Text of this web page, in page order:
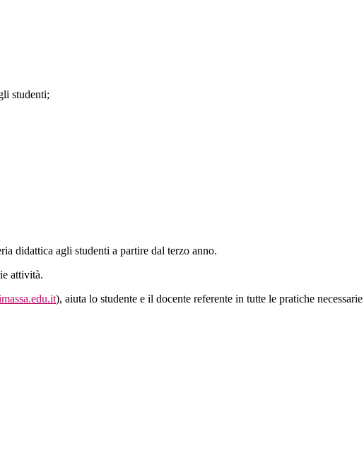
studenti;
didattica agli studenti a partire dal terzo anno.
attività.
), aiuta lo studente e il docente referente in tutte le pratiche